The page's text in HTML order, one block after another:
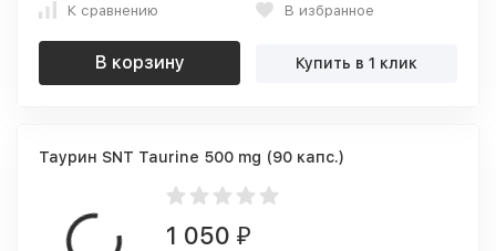
К сравнению В избранное
В корзину Купить в 1 клик
Таурин SNT Taurine 500 mg (90 капс.)
1 050 ₽